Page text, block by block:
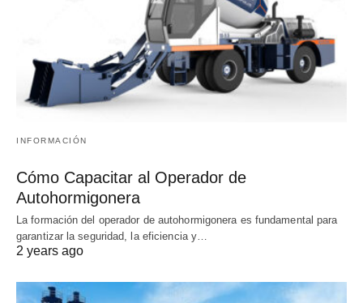
INFORMACIÓN
Cómo Capacitar al Operador de
Autohormigonera
La formación del operador de autohormigonera es fundamental para
garantizar la seguridad, la eficiencia y…
2 years ago